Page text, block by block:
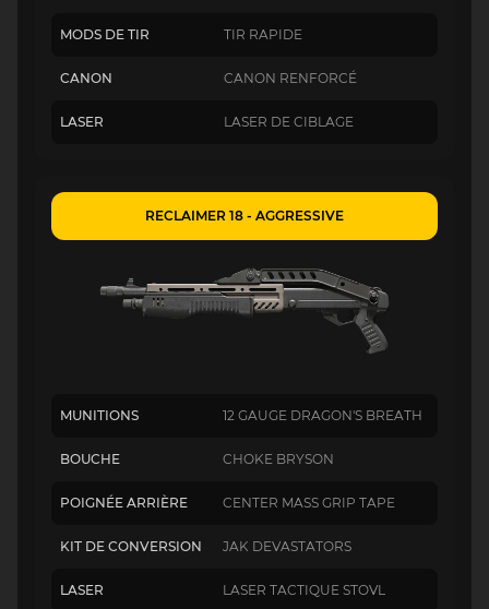
MODS DE TIR TIR RAPIDE
CANON CANON RENFORCÉ
LASER LASER DE CIBLAGE
RECLAIMER 18 - AGGRESSIVE
MUNITIONS 12 GAUGE DRAGON'S BREATH
BOUCHE CHOKE BRYSON
POIGNÉE ARRIÈRE CENTER MASS GRIP TAPE
KIT DE CONVERSION JAK DEVASTATORS
LASER LASER TACTIQUE STOVL